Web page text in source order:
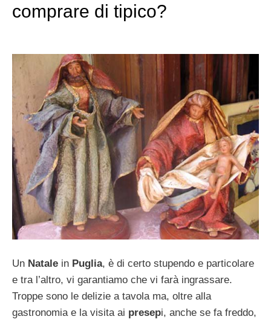
comprare di tipico?
Un Natale in Puglia, è di certo stupendo e particolare
e tra l’altro, vi garantiamo che vi farà ingrassare.
Troppe sono le delizie a tavola ma, oltre alla
gastronomia e la visita ai presepi, anche se fa freddo,